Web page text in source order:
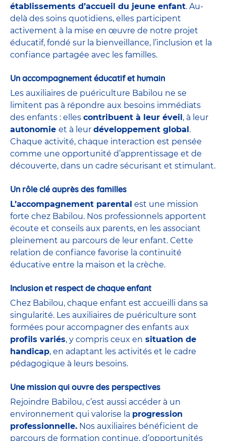
établissements d’accueil du jeune enfant. Au-
delà des soins quotidiens, elles participent
activement à la mise en œuvre de notre projet
éducatif, fondé sur la bienveillance, l’inclusion et la
confiance partagée avec les familles.
Un accompagnement éducatif et humain
Les auxiliaires de puériculture Babilou ne se
limitent pas à répondre aux besoins immédiats
des enfants : elles contribuent à leur éveil , à leur
autonomie et à leur développement global .
Chaque activité, chaque interaction est pensée
comme une opportunité d’apprentissage et de
découverte, dans un cadre sécurisant et stimulant.
Un rôle clé auprès des familles
L’accompagnement parental est une mission
forte chez Babilou. Nos professionnels apportent
écoute et conseils aux parents, en les associant
pleinement au parcours de leur enfant. Cette
relation de confiance favorise la continuité
éducative entre la maison et la crèche.
Inclusion et respect de chaque enfant
Chez Babilou, chaque enfant est accueilli dans sa
singularité. Les auxiliaires de puériculture sont
formées pour accompagner des enfants aux
profils variés, y compris ceux en situation de
handicap, en adaptant les activités et le cadre
pédagogique à leurs besoins.
Une mission qui ouvre des perspectives
Rejoindre Babilou, c’est aussi accéder à un
environnement qui valorise la progression
professionnelle. Nos auxiliaires bénéficient de
parcours de formation continue, d’opportunités